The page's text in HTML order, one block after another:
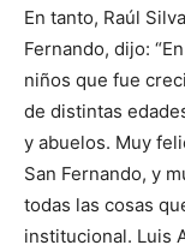
En tanto, Raúl
Fernando, dijo:
niños que fue
de distintas
y abuelos. Muy
San Fernando, y
todas las cosas
institucional. Luis